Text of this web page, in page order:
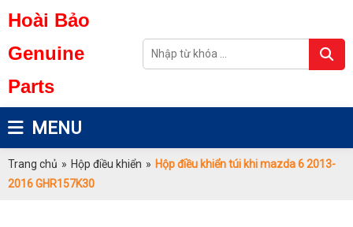
Hoài Bảo
Genuine
Parts
MENU
Trang chủ » Hộp điều khiển » Hộp điều khiển túi khi mazda 6 2013-
2016 GHR157K30